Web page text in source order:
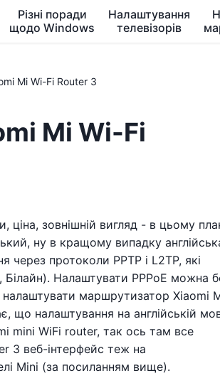
Різні поради
щодо Windows
Налаштування
телевізорів
Mi Wi-Fi Router 3
Mi Wi-Fi
зовнішній вигляд - в цьому
ну в кращому випадку
через протоколи PPTP і L2TP, які
Білайн). Налаштувати PPPoE можна
маршрутизатор Xiaomi
що налаштування на англійській
mini WiFi router, так ось там все
3 веб-інтерфейс теж на
Mini (за посиланням вище).